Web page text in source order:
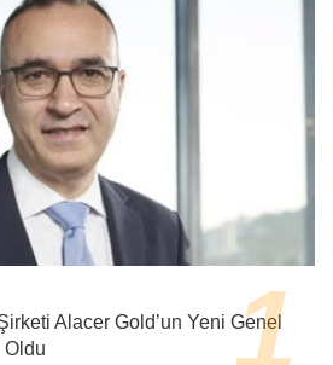
Alacer Gold’un Yeni Genel
Oldu